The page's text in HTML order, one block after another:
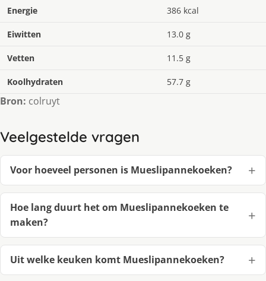
Energie 386 kcal
Eiwitten 13.0 g
Vetten 11.5 g
Koolhydraten 57.7 g
Bron: colruyt
Veelgestelde vragen
Voor hoeveel personen is Mueslipannekoeken?
Hoe lang duurt het om Mueslipannekoeken te
maken?
Uit welke keuken komt Mueslipannekoeken?